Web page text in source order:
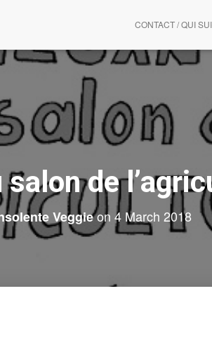
CONTACT / QUI
salon de
Veggieon 4 March 2018